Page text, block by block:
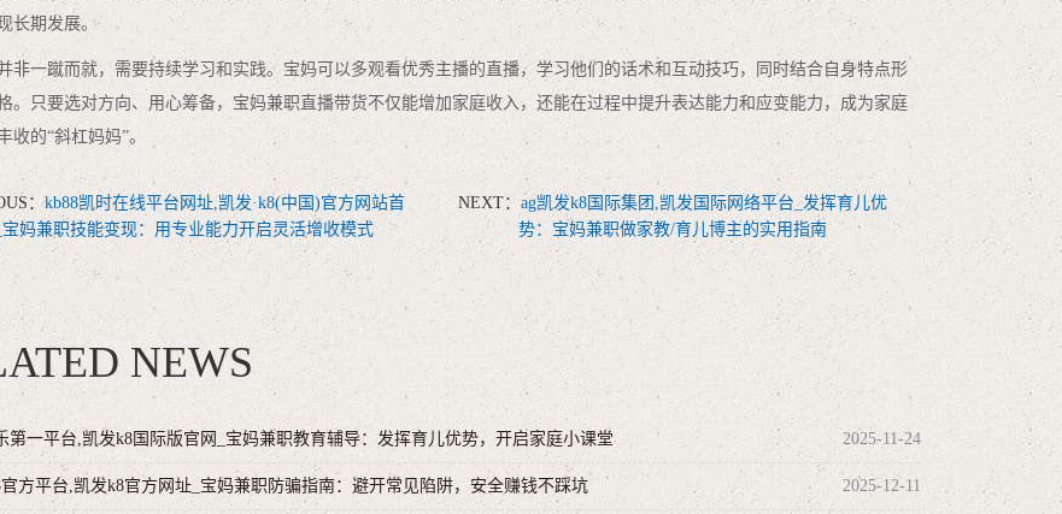
长期发展。
非一蹴而就，需要持续学习和实践。宝妈可以多观看优秀主播的直播，学习他们的话术和互动技巧，同时结合自身特点形
。只要选对方向、用心筹备，宝妈兼职直播带货不仅能增加家庭收入，还能在过程中提升表达能力和应变能力，成为家庭
收的“斜杠妈妈”。
：kb88凯时在线平台网址,凯发·k8(中国)官方网站首
宝妈兼职技能变现：用专业能力开启灵活增收模式
NEXT： ag凯发k8国际集团,凯发国际网络平台_发挥育儿优
势：宝妈兼职做家教/育儿博主的实用指南
NEWS
第一平台,凯发k8国际版官网_宝妈兼职教育辅导：发挥育儿优势，开启家庭小课堂 2025-11-24
方平台,凯发k8官方网址_宝妈兼职防骗指南：避开常见陷阱，安全赚钱不踩坑 2025-12-11